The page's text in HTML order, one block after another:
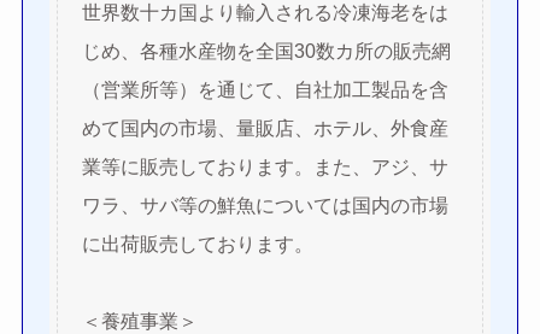
世界数十カ国より輸入される冷凍海老をは
じめ、各種水産物を全国30数カ所の販売網
（営業所等）を通じて、自社加工製品を含
めて国内の市場、量販店、ホテル、外食産
業等に販売しております。また、アジ、サ
ワラ、サバ等の鮮魚については国内の市場
に出荷販売しております。
＜養殖事業＞